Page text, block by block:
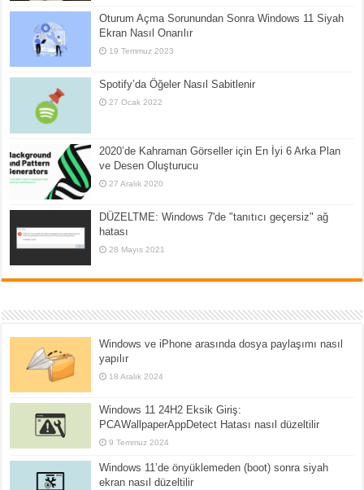
Oturum Açma Sorunundan Sonra Windows 11 Siyah
Ekran Nasıl Onarılır
19 Temmuz 2023
Spotify’da Öğeler Nasıl Sabitlenir
27 Ocak 2022
2020’de Kahraman Görseller için En İyi 6 Arka Plan
ve Desen Oluşturucu
27 Aralık 2020
DÜZELTME: Windows 7'de "tanıtıcı geçersiz" ağ
hatası
28 Mayıs 2021
Windows ve iPhone arasında dosya paylaşımı nasıl
yapılır
18 Aralık 2024
Windows 11 24H2 Eksik Giriş:
PCAWallpaperAppDetect Hatası nasıl düzeltilir
9 Temmuz 2024
Windows 11’de önyüklemeden (boot) sonra siyah
ekran nasıl düzeltilir